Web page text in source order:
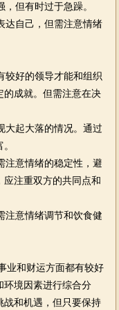
但有时过于急躁。
自己，但需注意情绪
较好的领导才能和组织
成就。但需注意在决
起大落的情况。通过
意情绪的稳定性，避
注重双方的共同点和
意情绪调节和饮食健
业和财运方面都有较好
环境因素进行综合分
和机遇，但只要保持